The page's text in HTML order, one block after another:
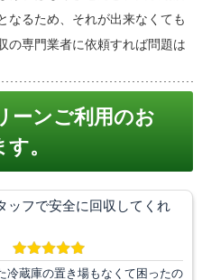
なるため、それが出来なくても
の専門業者に依頼すれば問題は
ーンご利用のお
。
ッフで安全に回収してくれ
冷蔵庫の置き場もなくて困ったの